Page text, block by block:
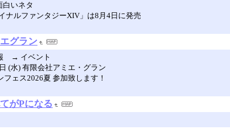
白いネタ
ナルファンタジーXIV」は8月4日に発売
グラン
→ イベント
(水) 有限会社アミエ・グラン
ェス2026夏 参加致します！
がPになる